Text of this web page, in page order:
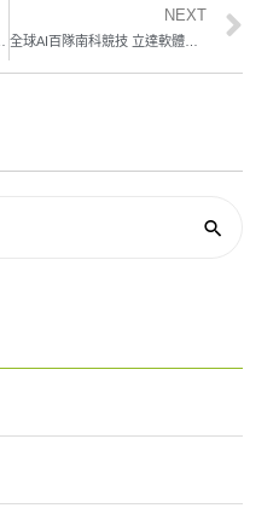
NEXT
全球AI百隊南科競技 立達軟體科技勇奪首獎300萬